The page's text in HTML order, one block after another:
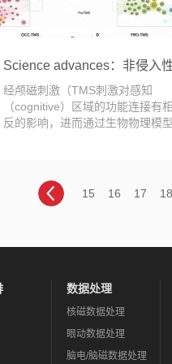
响
Science advances：非侵入
经颅磁刺激（TMS刺激对感知
（cognitive）区域的功能连接有相
反的影响，进而通过生物物理模型
15 16 17 18
数据处理
核磁数据处理
眼动数据处理
脑电/脑磁数据处理